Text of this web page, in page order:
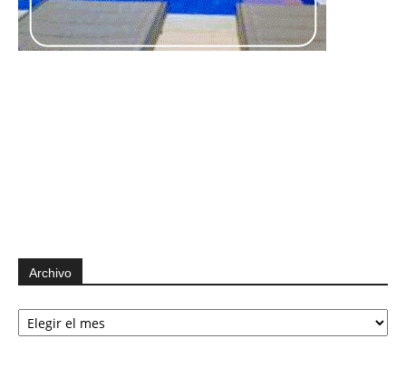
Archivo
Archivo